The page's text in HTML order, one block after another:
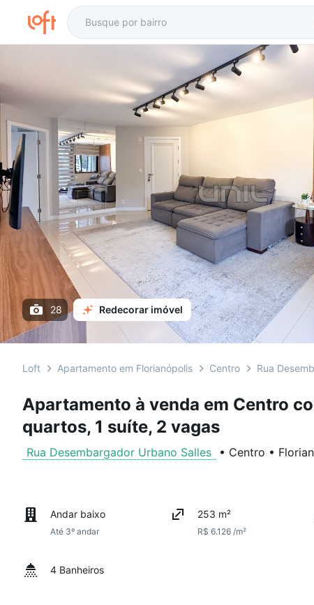
28 Redecorar imóvel
Loft Apartamento em Florianópolis Centro Rua
Apartamento à venda em Centro
quartos, 1 suíte, 2 vagas
Rua Desembargador Urbano Salles • Centro •
Andar baixo
Até 3º andar
253 m²
R$ 6.126 /m²
4 Banheiros